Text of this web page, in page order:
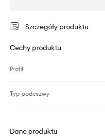
Szczegóły produktu
Cechy produktu
Profil
Typ podeszwy
Dane produktu